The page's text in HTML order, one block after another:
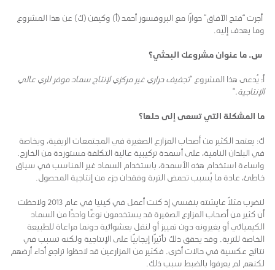
أجرت “فتح الآفاق” حوارًا مع البروفسور أحمد (أ) وكيفن (ك) عن هذا المشروع
وما يهدف إليه.
س. ما عنوان مشروعك البحثي؟
أ: يُدعى هذا المشروع “تجفيف حراري غير مركزي لإنتاج سماد موفر للري عالي
الإنتاجية.“
ما المشكلة التي تسعى إلى حلها؟
ك: يعتمد الكثير من أصحاب المزارع الصغيرة في المجتمعات الريفية، وبخاصة
في البلدان النامية، على أسمدة تركيبية عالية التكلفة مستوردة من الخارج.
واساءة استخدام هذه الأسمدة، باستخدام السماد غير المناسب في سياق
خاطئ، عادة ما يُسبب تحمض التربة وفقدان جزء من إنتاجية المحصول.
لنضرب مثلاً عايشته بنفسي إذ كنت أعمل في كينيا في عام 2013 ولاحظت
أن كثير من أصحاب المزارع الصغيرة قد يستخدمون نوعًا واحدًا من السماد
الكيميائي أو يغيرونه دون تمييز أو لنقل بعشوائية دونما مراعاة للطبيعة
الخاصة للتربة. وقد يحقق ذلك تأثيرًا إيجابيًا على الإنتاجية ولكنه تسبب في
نتائج عكسية في حالات أخرى. فكثير من المزارعين قد لاحظوا تراجع أداء أرضهم
لكنهم لم يعرفوا بالضبط سبب ذلك.